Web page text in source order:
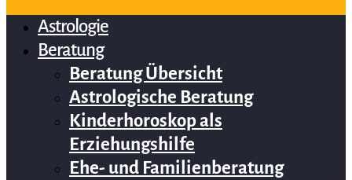
Astrologie
Beratung
Beratung Übersicht
Astrologische Beratung
Kinderhoroskop als
Erziehungshilfe
Ehe- und Familienberatung